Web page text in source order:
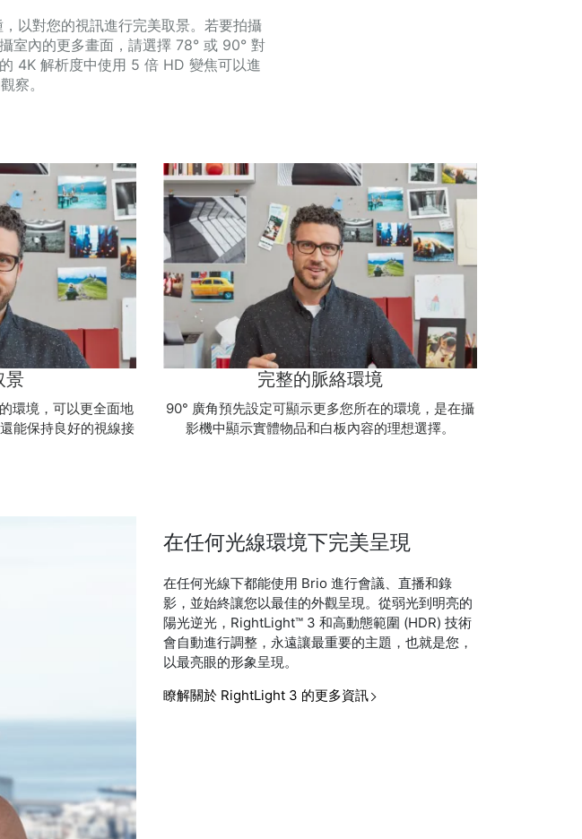
以對您的視訊進行完美取景。若要拍攝
室內的更多畫面，請選擇 78° 或 90° 對
4K 解析度中使用 5 倍 HD 變焦可以進
察。
景
環境，可以更全面地
能保持良好的視線接
完整的脈絡環境
90° 廣角預先設定可顯示更多您所在的環境，是在攝
影機中顯示實體物品和白板內容的理想選擇。
在任何光線環境下完美呈現
在任何光線下都能使用 Brio 進行會議、直播和錄
影，並始終讓您以最佳的外觀呈現。從弱光到明亮的
陽光逆光，RightLight™ 3 和高動態範圍 (HDR) 技術
會自動進行調整，永遠讓最重要的主題，也就是您，
以最亮眼的形象呈現。
瞭解關於 RightLight 3 的更多資訊